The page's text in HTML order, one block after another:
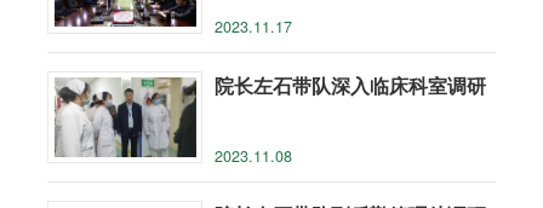
讨会召开
2023.11.17
院长左石带队深入临床科室调研
2023.11.08